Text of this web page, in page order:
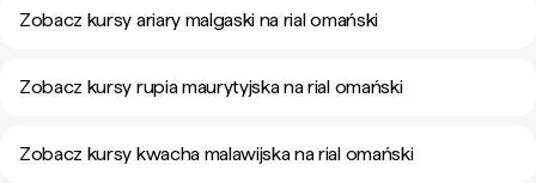
Zobacz kursy ariary malgaski na rial omański
Zobacz kursy rupia maurytyjska na rial omański
Zobacz kursy kwacha malawijska na rial omański